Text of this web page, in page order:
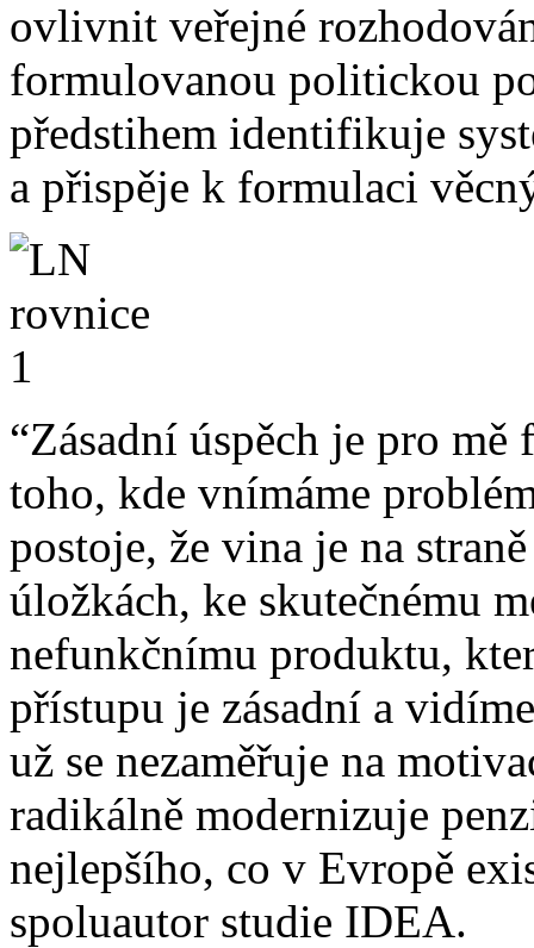
ovlivnit veřejné
formulovanou politickou
předstihem identifikuje
a přispěje k formulaci
“Zásadní úspěch je pro
toho, kde vnímáme
postoje, že vina je na
úložkách, ke skutečnému
nefunkčnímu produktu,
přístupu je zásadní a
už se nezaměřuje na
radikálně modernizuje
nejlepšího, co v Evropě
spoluautor studie IDEA.